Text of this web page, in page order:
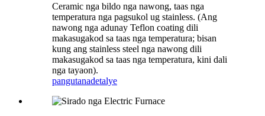
Ceramic nga bildo nga nawong, taas nga
temperatura nga pagsukol ug stainless. (Ang
nawong nga adunay Teflon coating dili
makasugakod sa taas nga temperatura; bisan
kung ang stainless steel nga nawong dili
makasugakod sa taas nga temperatura, kini dali
nga tayaon).
pangutanadetalye